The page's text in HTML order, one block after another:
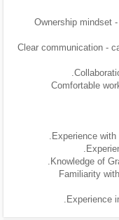
● Ownership
● Clear communication
● Comfortable
● Familiarity